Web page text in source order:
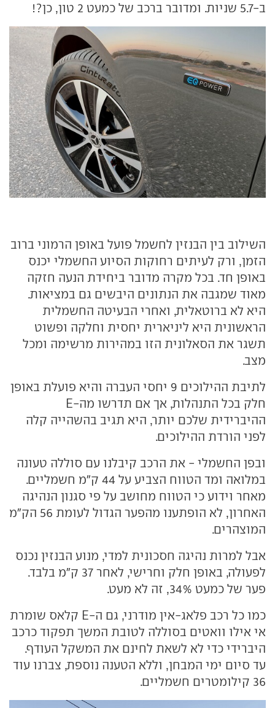
ב-5.7 שניות. ומדובר ברכב של כמעט 2 טון, כן?!
השילוב בין הבנזין לחשמל פועל באופן הרמוני ברוב
הזמן, ורק לעיתים רחוקות הסיוע החשמלי יכנס
באופן חד. בכל מקרה מדובר ביחידת הנעה חזקה
מאוד שמגבה את הנתונים היבשים גם במציאות.
היא לא ברוטאלית, ואחרי הבעיטה החשמלית
הראשונית היא ליניארית יחסית וחלקה ופשוט
תשגר את הסאלונית הזו במהירות מרשימה ומכל
מצב.
לתיבת ההילוכים 9 יחסי העברה והיא פועלת באופן
חלק בכל התנהלות, אך אם תדרשו מה-E
ההיברידית שלכם יותר, היא תגיב בהשהייה קלה
לפני הורדת ההילוכים.
ובפן החשמלי - את הרכב קיבלנו עם סוללה טעונה
במלואה ומד הטווח הצביע על 44 ק"מ חשמליים.
מאחר וידוע כי הטווח מחושב על פי סגנון הנהיגה
האחרון, לא הופתענו מהפער הגדול לעומת 56 הק"מ
המוצהרים.
אבל למרות נהיגה חסכונית למדי, מנוע הבנזין נכנס
לפעולה, באופן חלק וחרישי, לאחר 37 ק"מ בלבד.
פער של כמעט 34%, זה לא מעט.
כמו כל רכב פלאג-אין מודרני, גם ה-E קלאס שומרת
אי אילו וואטים בסוללה לטובת המשך תפקוד כרכב
היברידי כדי לא לשאת לחינם את המשקל העודף.
עד סיום ימי המבחן, וללא הטענה נוספת, צברנו עוד
36 קילומטרים חשמליים.